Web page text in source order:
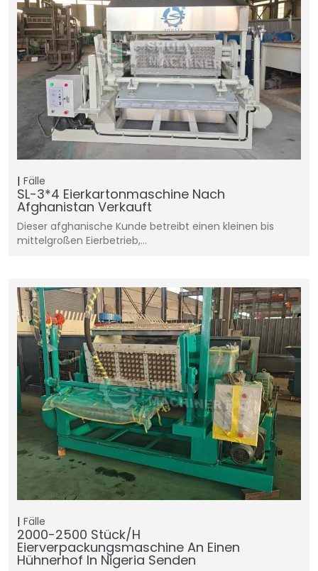
Fälle
SL-3*4 Eierkartonmaschine Nach
Afghanistan Verkauft
Dieser afghanische Kunde betreibt einen kleinen bis
mittelgroßen Eierbetrieb,…
Fälle
2000-2500 Stück/h
Eierverpackungsmaschine An Einen
Hühnerhof In Nigeria Senden